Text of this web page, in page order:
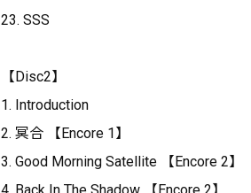
23. SSS
【Disc2】
1. Introduction
2. 冥合 【Encore 1】
3. Good Morning Satellite 【Encore 2】